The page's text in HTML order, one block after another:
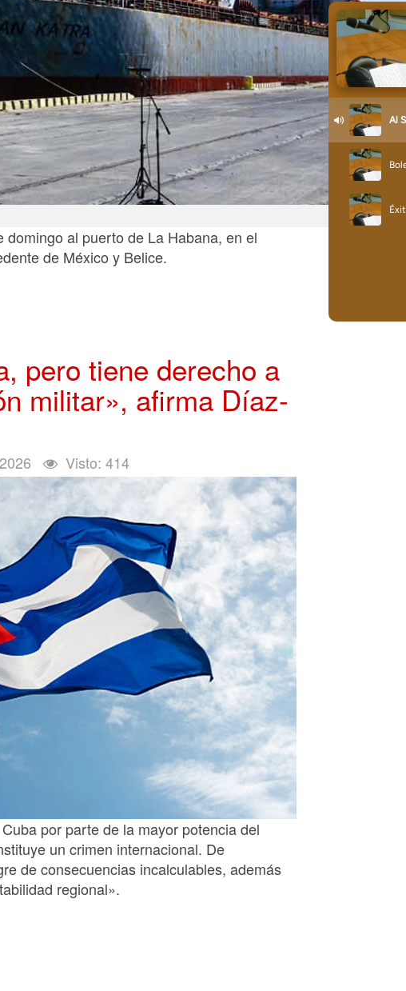
al puerto de La Habana, en el
de México y Belice.
pero tiene derecho a
militar», afirma Díaz-
Visto: 414
por parte de la mayor potencia del
un crimen internacional. De
de consecuencias incalculables, además
regional».